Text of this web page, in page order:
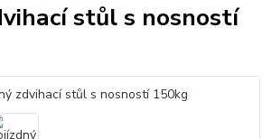
stůl s nosností